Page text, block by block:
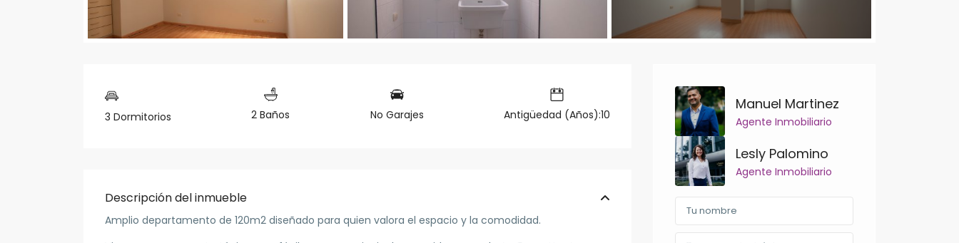
3 Dormitorios 2 Baños No Garajes Antigüedad (Años):10
Descripción del inmueble
Amplio departamento de 120m2 diseñado para quien valora el espacio y la comodidad.
Manuel Martinez
Agente Inmobiliario
Lesly Palomino
Agente Inmobiliario